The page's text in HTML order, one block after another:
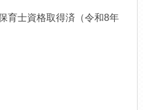
育士資格取得済（令和8年